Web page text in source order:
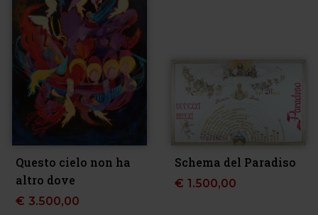
Questo cielo non ha
altro dove
€ 3.500,00
Schema del Paradiso
€ 1.500,00